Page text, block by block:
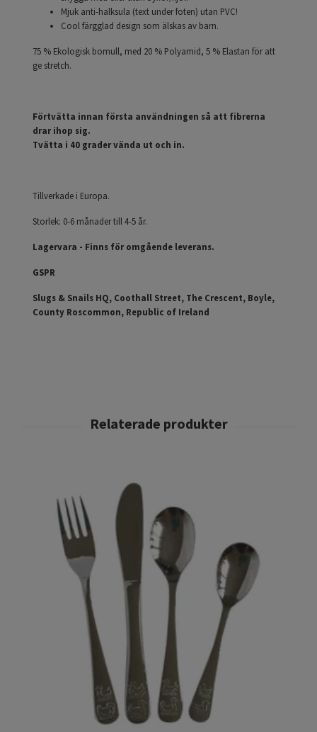
Mjuk anti-halksula (text under foten) utan PVC!
Cool färgglad design som älskas av barn.
75 % Ekologisk bomull, med 20 % Polyamid, 5 % Elastan för att
ge stretch.
Förtvätta innan första användningen så att fibrerna
drar ihop sig.
Tvätta i 40 grader vända ut och in.
Tillverkade i Europa.
Storlek: 0-6 månader till 4-5 år.
Lagervara - Finns för omgående leverans.
GSPR
Slugs & Snails HQ, Coothall Street, The Crescent, Boyle,
County Roscommon, Republic of Ireland